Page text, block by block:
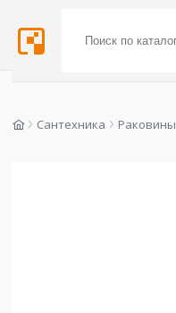
Сантехника Раковины